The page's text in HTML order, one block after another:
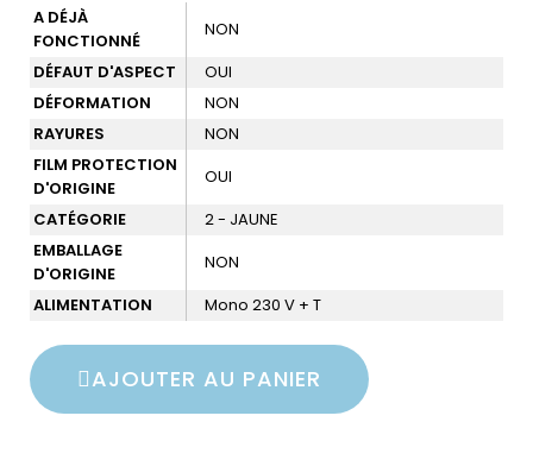
A DÉJÀ
FONCTIONNÉ
NON
DÉFAUT D'ASPECT
OUI
DÉFORMATION
NON
RAYURES
NON
FILM PROTECTION
D'ORIGINE
OUI
CATÉGORIE
2 - JAUNE
EMBALLAGE
D'ORIGINE
NON
ALIMENTATION
Mono 230 V + T
AJOUTER AU PANIER